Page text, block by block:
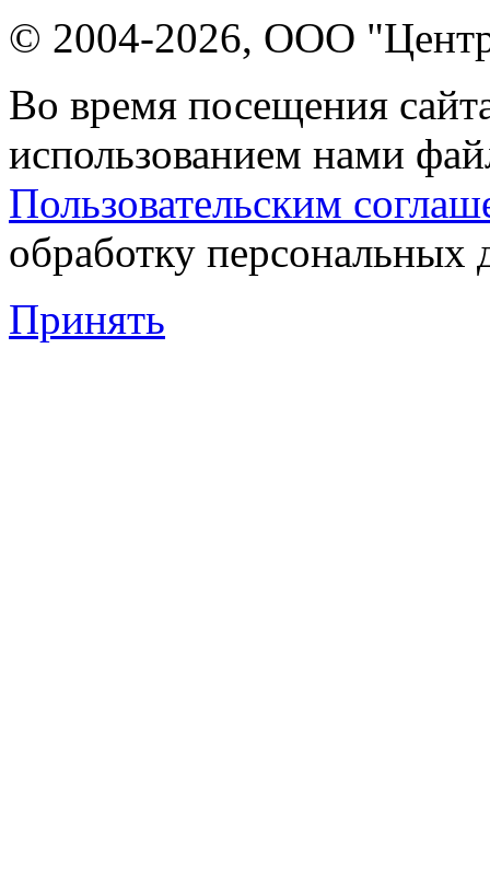
© 2004-2026, ООО "Центр
Во время посещения
использованием нами
Пользовательским
обработку персональных
Принять